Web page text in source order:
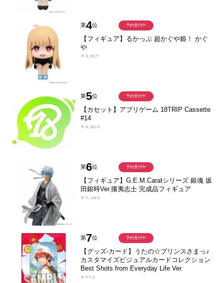
第4位
【フィギュア】るかっぷ 超かぐや姫！ かぐ
や
￥3,927
予約受付中
第5位
【カセット】アプリゲーム 18TRIP Cassette
#14
￥8,800
予約受付中
第6位
【フィギュア】G.E.M.Caratシリーズ 銀魂 坂
田銀時Ver.攘夷志士 完成品フィギュア
￥7,480
予約受付中
第7位
【グッズ-カード】うたの☆プリンスさまっ♪
カスタマイズビジュアルカードコレクション
Best Shots from Everyday Life Ver.
￥770
予約受付中